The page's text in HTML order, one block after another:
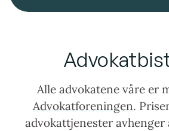
Alle advokatene våre er
Advokatforeningen.
advokattjenester avhenger